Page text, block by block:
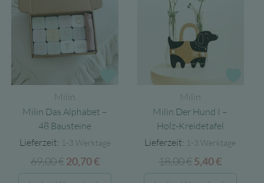
Zur Wunschliste
Milin
Milin Das Alphabet –
48 Bausteine
Lieferzeit: 1-3 Werktage
69,00€ Ursprünglicher
Preis
20,70€Aktueller
Preis
Milin
Milin Der Hund I –
Holz-Kreidetafel
Lieferzeit: 1-3 Werktage
18,00€Ursprünglicher
Preis
5,40€
Preis